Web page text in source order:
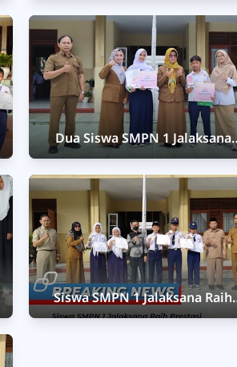
Penghargaan
Dua Siswa SMPN 1 Jalaksana
Raih Prestasi Se-provinsi Jawa
Acara AL MULTAZAM KRISTAL
XIII
Siswa SMPN 1 Jalaksana Raih
Prestasi Membanggakan di